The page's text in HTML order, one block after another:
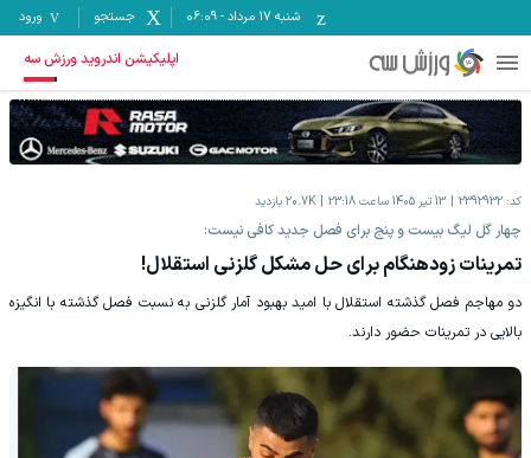
شنبه ۱۷ مرداد -
06:09 جستجو ورود
اپلیکیشن اندروید ورزش سه
کد: 2392932 13 تیر 1405 ساعت 23:18 20.7K بازدید
چهار گل لیگ بیست و پنج برای فصل جدید کافی نیست:
تمرینات زودهنگام برای حل مشکل گلزنی استقلال!
دو مهاجم فصل گذشته استقلال با امید بهبود آمار گلزنی به نسبت فصل گذشته با انگیزه
بالایی در تمرینات حضور دارند.